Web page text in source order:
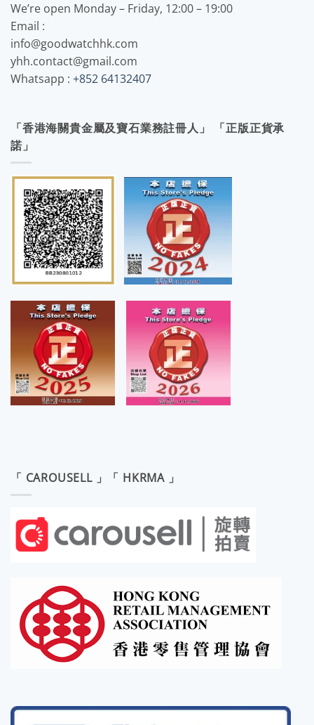
We’re open Monday – Friday, 12:00 – 19:00
Email :
info@goodwatchhk.com
yhh.contact@gmail.com
Whatsapp : +852 64132407
「香港海關貴金屬及寶石業務註冊人」 「正版正貨承
諾」
「 CAROUSELL 」「 HKRMA 」